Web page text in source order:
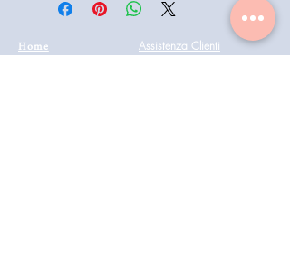
Home
Assistenza Clienti